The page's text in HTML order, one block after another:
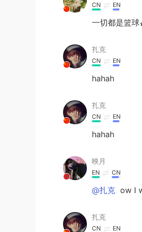
CN EN
一切都是篮球
扎克
CN EN
hahah
扎克
CN EN
hahah
映月
EN CN
@扎克 ow I
扎克
CN EN